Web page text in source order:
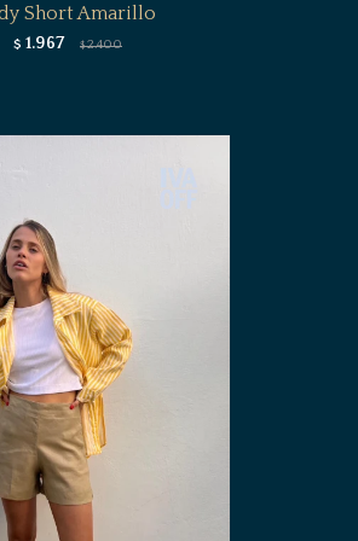
Short Amarillo
$ 1.967 $ 2.400